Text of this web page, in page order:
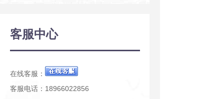
客服中心
在线客服：
客服电话：18966022856